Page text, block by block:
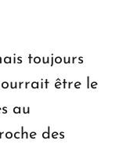
toujours
être le
au
des